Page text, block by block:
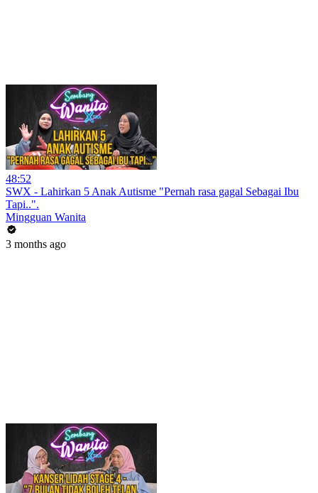
48:52
SWX - Lahirkan 5 Anak Autisme "Pernah rasa gagal Sebagai Ibu
Tapi..".
Mingguan Wanita
3 months ago